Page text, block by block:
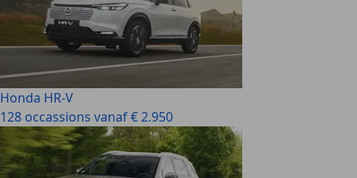
Honda HR-V
128 occassions vanaf € 2.950